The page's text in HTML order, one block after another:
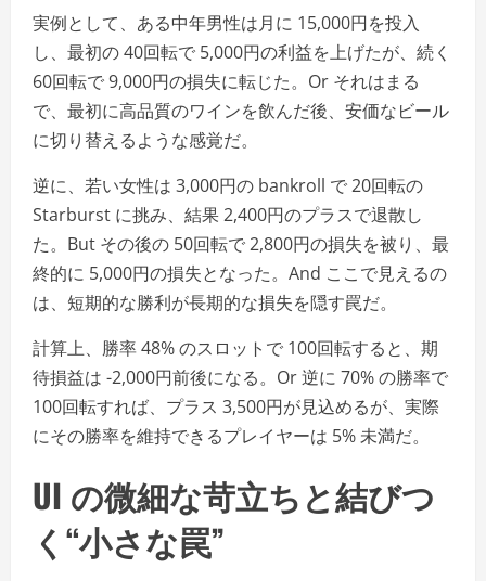
実例として、ある中年男性は月に 15,000円を投入
し、最初の 40回転で 5,000円の利益を上げたが、続く
60回転で 9,000円の損失に転じた。Or それはまる
で、最初に高品質のワインを飲んだ後、安価なビール
に切り替えるような感覚だ。
逆に、若い女性は 3,000円の bankroll で 20回転の
Starburst に挑み、結果 2,400円のプラスで退散し
た。But その後の 50回転で 2,800円の損失を被り、最
終的に 5,000円の損失となった。And ここで見えるの
は、短期的な勝利が長期的な損失を隠す罠だ。
計算上、勝率 48% のスロットで 100回転すると、期
待損益は -2,000円前後になる。Or 逆に 70% の勝率で
100回転すれば、プラス 3,500円が見込めるが、実際
にその勝率を維持できるプレイヤーは 5% 未満だ。
UI の微細な苛立ちと結びつ
く“小さな罠”